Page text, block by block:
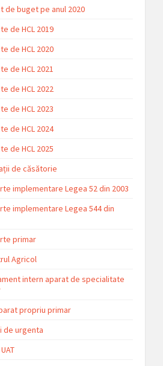
de buget pe anul 2020
de HCL 2019
de HCL 2020
de HCL 2021
de HCL 2022
de HCL 2023
de HCL 2024
de HCL 2025
de căsătorie
implementare Legea 52 din 2003
implementare Legea 544 din
primar
Agricol
intern aparat de specialitate
propriu primar
de urgenta